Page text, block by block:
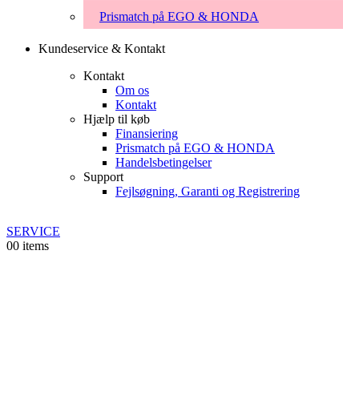
Prismatch på EGO & HONDA
Kundeservice & Kontakt
Kontakt
Om os
Kontakt
Hjælp til køb
Finansiering
Prismatch på EGO & HONDA
Handelsbetingelser
Support
Fejlsøgning, Garanti og Registrering
SERVICE
00 items